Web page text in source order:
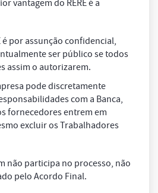
vantagem do RERE é a
é por assunção confidencial,
ser público se todos
assim o autorizarem.
pode discretamente
com a Banca,
fornecedores entrem em
excluir os Trabalhadores
não participa no processo, não
pelo Acordo Final.